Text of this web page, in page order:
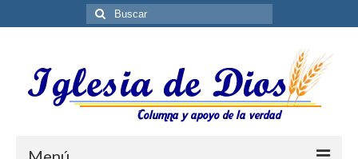
Buscar
por: